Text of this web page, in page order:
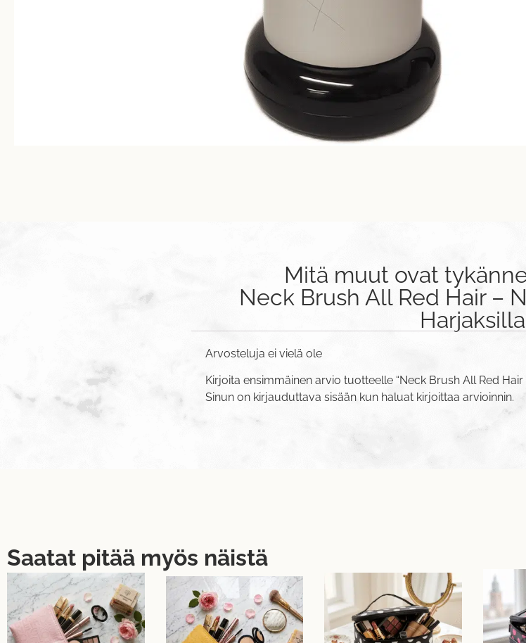
Mitä muut ovat
Neck Brush All Red Hair –
Harjaksilla
Arvosteluja ei vielä ole
Kirjoita ensimmäinen arvio tuotteelle “Neck Brush All Red
Sinun on kirjauduttava sisään kun haluat kirjoittaa arvioinnin.
Saatat pitää myös näistä